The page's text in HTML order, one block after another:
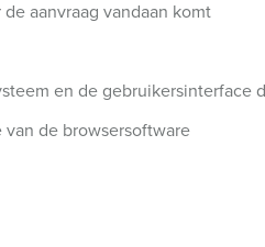
de aanvraag vandaan komt
en de gebruikersinterface
van de browsersoftware